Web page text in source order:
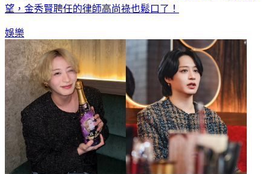
望，金秀賢聘任的律師高尚祿也鬆口了！
娛樂